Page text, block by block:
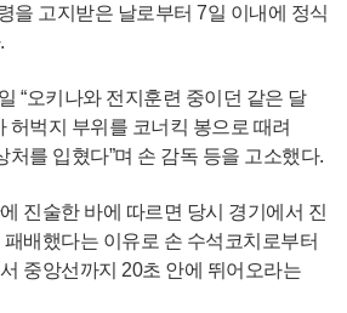
을 고지받은 날로부터 7일 이내에 정식
“오키나와 전지훈련 중이던 같은 달
허벅지 부위를 코너킥 봉으로 때려
처를 입혔다”며 손 감독 등을 고소했다.
진술한 바에 따르면 당시 경기에서 진
배했다는 이유로 손 수석코치로부터
중앙선까지 20초 안에 뛰어오라는